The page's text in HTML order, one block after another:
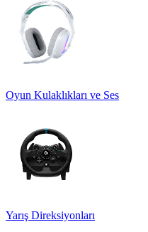
Oyun Kulaklıkları ve Ses
Yarış Direksiyonları